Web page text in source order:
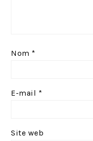
Nom *
E-mail *
Site web